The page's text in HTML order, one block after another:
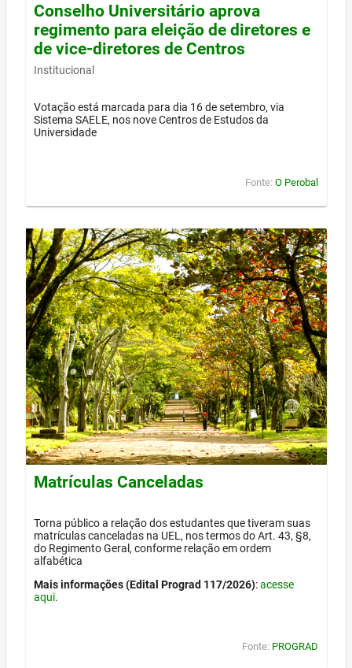
Conselho Universitário aprova
regimento para eleição de diretores e
de vice-diretores de Centros
Institucional
Votação está marcada para dia 16 de setembro, via
Sistema SAELE, nos nove Centros de Estudos da
Universidade
Fonte: O Perobal
Matrículas Canceladas
Torna público a relação dos estudantes que tiveram suas
matrículas canceladas na UEL, nos termos do Art. 43, §8,
do Regimento Geral, conforme relação em ordem
alfabética
Mais informações (Edital Prograd 117/2026):acesse
aqui.
Fonte: PROGRAD